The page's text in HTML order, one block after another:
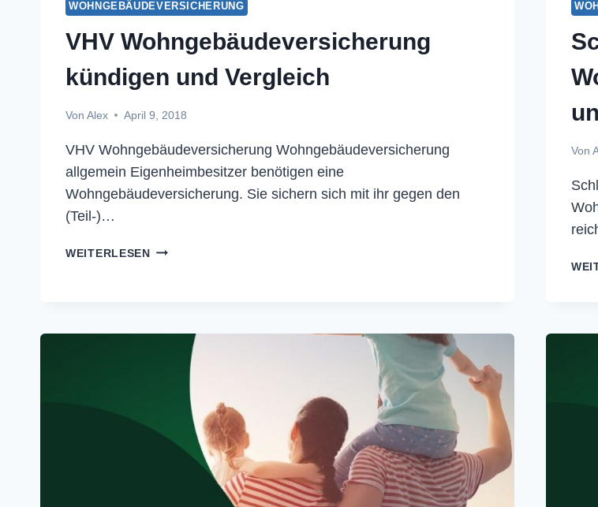
WOHNGEBÄUDEVERSICHERUNG
VHV Wohngebäudeversicherung
kündigen und Vergleich
Von Alex April 9, 2018
VHV Wohngebäudeversicherung Wohngebäudeversicherung
allgemein Eigenheimbesitzer benötigen eine
Wohngebäudeversicherung. Sie sichern sich mit ihr gegen den
(Teil-)…
WEITERLESENVHV
Von